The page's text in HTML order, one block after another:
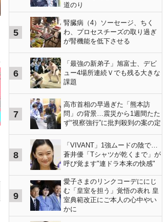
道のり
5
腎臓病（4）ソーセージ、ちく
わ、プロセスチーズの取り過ぎ
が腎機能を低下させる
6
「最強の新弟子」旭富士、デビ
ュー4場所連続Ｖでも残る大きな
課題
7
高市首相の早過ぎた「熊本訪
問」の背景…震災から1週間たた
ず“視察強行”に批判殺到の案の定
8
「VIVANT」1強ムードの陰で…
蒼井優「Tシャツが乾くまで」が
呼び覚ます"連ドラ本来の快感"
9
愛子さまのリンクコーデににじ
む「皇室を担う」覚悟の表れ 皇
室典範改正にご本人の心中やい
かに